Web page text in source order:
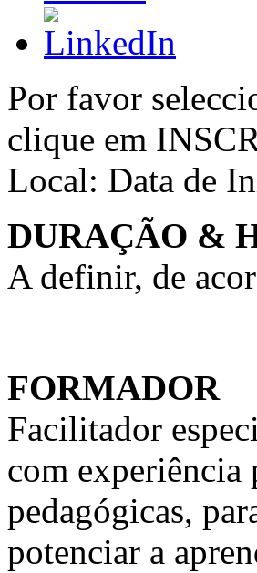
Por favor
clique em
Local: Data de
DURAÇÃO &
A definir, de
FORMADOR
Facilitador
com experiência
pedagógicas,
potenciar a